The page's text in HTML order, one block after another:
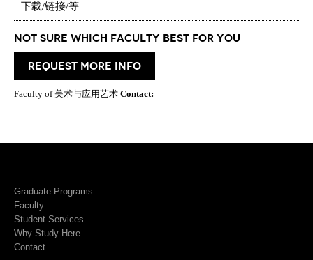
下载/链接/等
Not Sure which Faculty best for you
request more info
Faculty of 美术与应用艺术 Contact:
Graduate Programs
Faculty
Student Services
Why Study Here
Contact